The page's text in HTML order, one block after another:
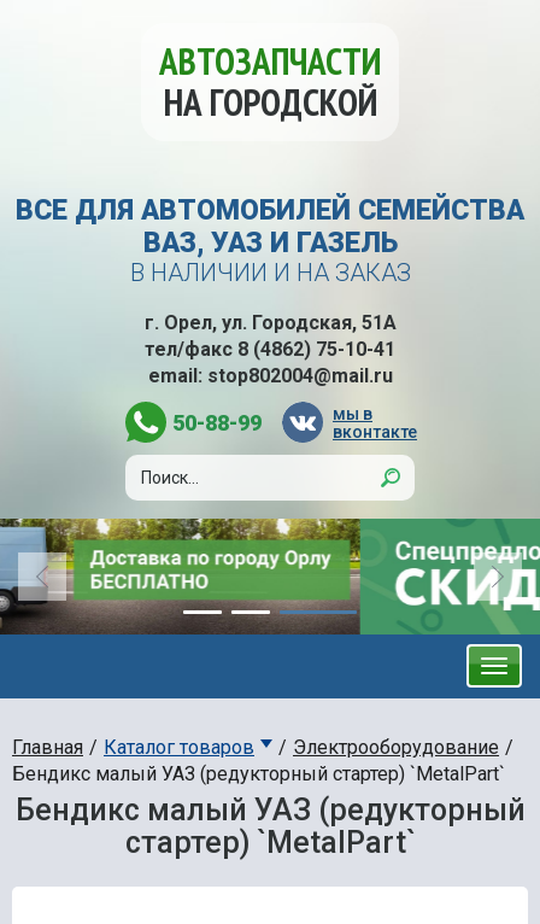
АВТОЗАПЧАСТИ
НА ГОРОДСКОЙ
ВСЕ ДЛЯ АВТОМОБИЛЕЙ СЕМЕЙСТВА
ВАЗ, УАЗ И ГАЗЕЛЬ
В НАЛИЧИИ И НА ЗАКАЗ
г. Орел, ул. Городская, 51А
тел/факс 8 (4862) 75-10-41
email: stop802004@mail.ru
50-88-99
мы в
вконтакте
Главная Каталог товаров
Электрооборудование
Бендикс малый УАЗ (редукторный стартер) `MetalPart`
Бендикс малый УАЗ (редукторный
стартер) `MetalPart`